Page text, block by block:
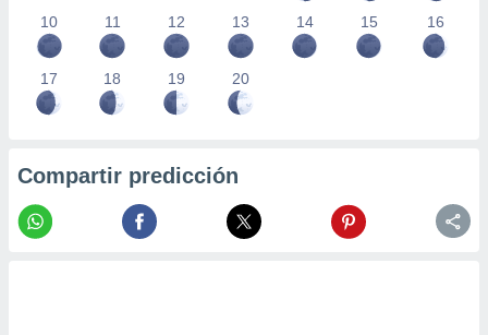
10 11 12 13 14 15 16
17 18 19 20
Compartir predicción